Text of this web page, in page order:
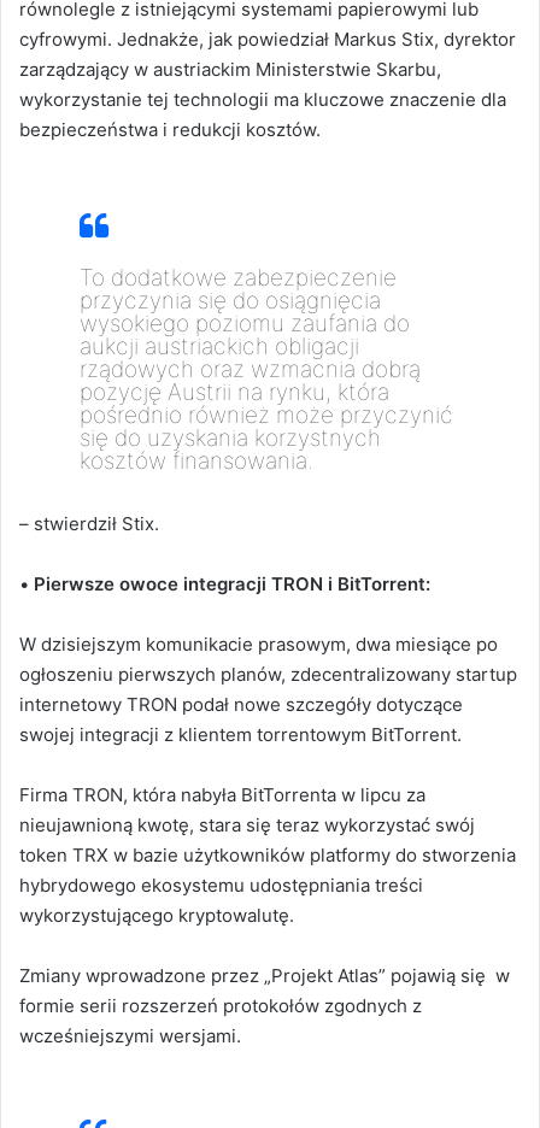
równolegle z istniejącymi systemami papierowymi lub
cyfrowymi. Jednakże, jak powiedział Markus Stix, dyrektor
zarządzający w austriackim Ministerstwie Skarbu,
wykorzystanie tej technologii ma kluczowe znaczenie dla
bezpieczeństwa i redukcji kosztów.
To dodatkowe zabezpieczenie
przyczynia się do osiągnięcia
wysokiego poziomu zaufania do
aukcji austriackich obligacji
rządowych oraz wzmacnia dobrą
pozycję Austrii na rynku, która
pośrednio również może przyczynić
się do uzyskania korzystnych
kosztów finansowania.
– stwierdził Stix.
• Pierwsze owoce integracji TRON i BitTorrent:
W dzisiejszym komunikacie prasowym, dwa miesiące po
ogłoszeniu pierwszych planów, zdecentralizowany startup
internetowy TRON podał nowe szczegóły dotyczące
swojej integracji z klientem torrentowym BitTorrent.
Firma TRON, która nabyła BitTorrenta w lipcu za
nieujawnioną kwotę, stara się teraz wykorzystać swój
token TRX w bazie użytkowników platformy do stworzenia
hybrydowego ekosystemu udostępniania treści
wykorzystującego kryptowalutę.
Zmiany wprowadzone przez „Projekt Atlas” pojawią się w
formie serii rozszerzeń protokołów zgodnych z
wcześniejszymi wersjami.